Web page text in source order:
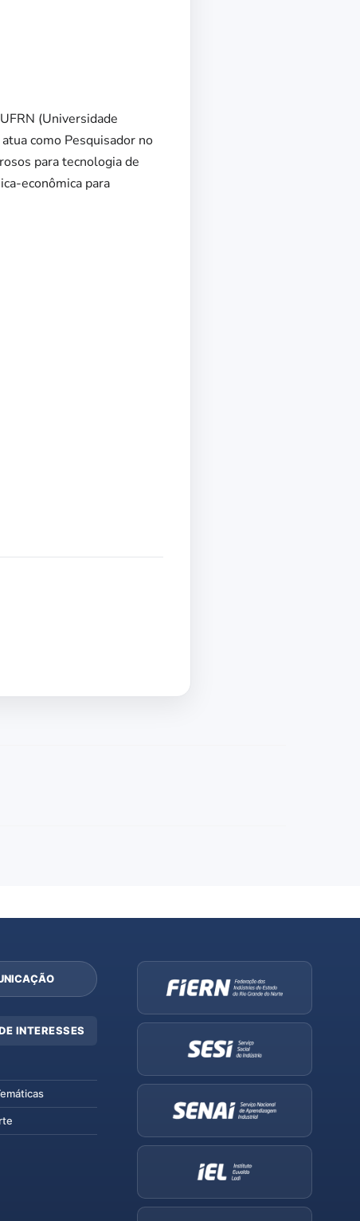
(Universidade
como Pesquisador no
para tecnologia de
econômica para
INTERESSES